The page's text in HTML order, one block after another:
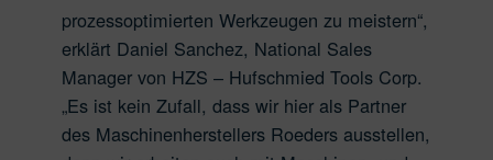
prozessoptimierten Werkzeugen zu meistern“,
erklärt Daniel Sanchez, National Sales
Manager von HZS – Hufschmied Tools Corp.
„Es ist kein Zufall, dass wir hier als Partner
des Maschinenherstellers Roeders ausstellen,